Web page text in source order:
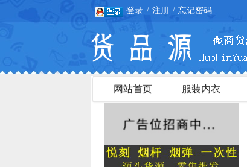
登录 / 注册 / 忘记密码
网站首页 服装内衣